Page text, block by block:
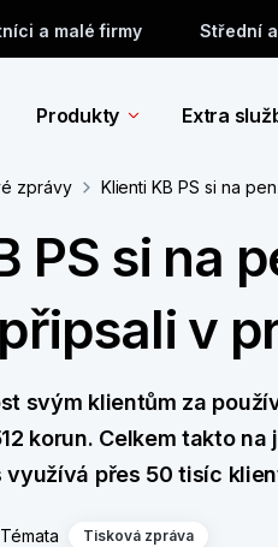
a malé firmy Střední
Produkty Extra
zprávy Klienti KB PS si na
PS si na
v
svým klientům za
korun. Celkem takto
využívá přes 50 tisíc
Témata Tisková zpráva